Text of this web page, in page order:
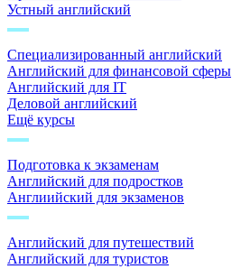
Устный английский
Специализированный английский
Английский для финансовой сферы
Английский для IT
Деловой английский
Ещё курсы
Подготовка к экзаменам
Английский для подростков
Англиийский для экзаменов
Английский для путешествий
Английский для туристов